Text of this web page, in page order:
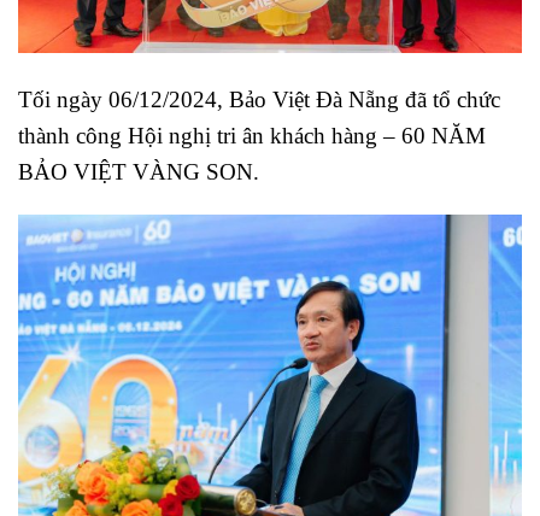
Tối ngày 06/12/2024, Bảo Việt Đà Nẵng đã tổ chức
thành công Hội nghị tri ân khách hàng – 60 NĂM
BẢO VIỆT VÀNG SON.